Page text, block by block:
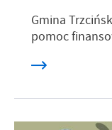
Gmina
pomoc